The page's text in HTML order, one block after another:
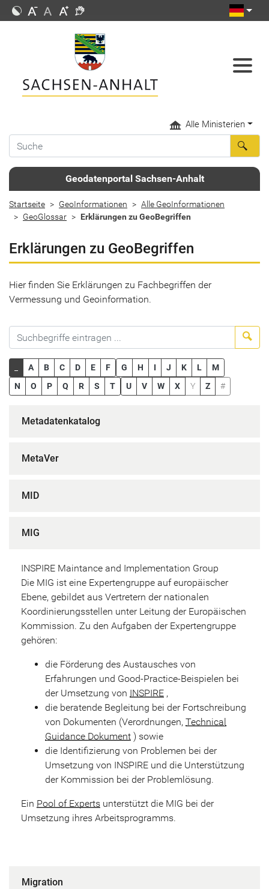
Alle Ministerien
Geodatenportal Sachsen-Anhalt
Startseite GeoInformationen
Alle GeoInformationen
GeoGlossar
Erklärungen zu GeoBegriffen
Erklärungen zu GeoBegriffen
Hier finden Sie Erklärungen zu Fachbegriffen der
Vermessung und Geoinformation.
A B C D E F G H I J K L
M
N
O P Q R S T U V W X Y Z #
Metadatenkatalog
MetaVer
MID
MIG
INSPIRE Maintance and Implementation Group
Die MIG ist eine Expertengruppe auf europäischer
Ebene, gebildet aus Vertretern der nationalen
Koordinierungsstellen unter Leitung der Europäischen
Kommission. Zu den Aufgaben der Expertengruppe
gehören:
die Förderung des Austausches von
Erfahrungen und Good-Practice-Beispielen bei
der Umsetzung von INSPIRE ,
die beratende Begleitung bei der Fortschreibung
von Dokumenten (Verordnungen, Technical
Guidance Dokument ) sowie
die Identifizierung von Problemen bei der
Umsetzung von INSPIRE und die Unterstützung
der Kommission bei der Problemlösung.
Ein Pool of Experts unterstützt die MIG bei der
Umsetzung ihres Arbeitsprogramms.
Migration